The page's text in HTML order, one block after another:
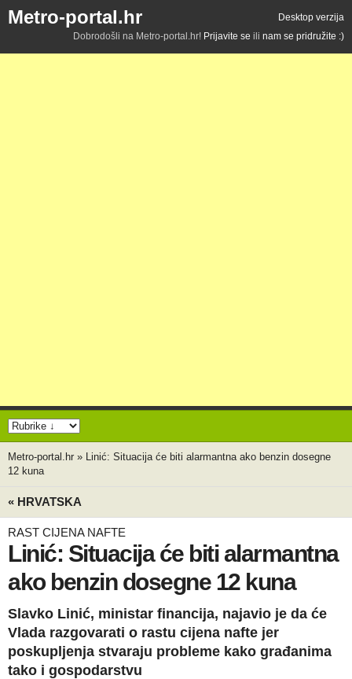
Metro-portal.hr
Desktop verzija
Dobrodošli na Metro-portal.hr! Prijavite se ili nam se pridružite :)
Metro-portal.hr » Linić: Situacija će biti alarmantna ako benzin dosegne
12 kuna
« HRVATSKA
RAST CIJENA NAFTE
Linić: Situacija će biti alarmantna
ako benzin dosegne 12 kuna
Slavko Linić, ministar financija, najavio je da će
Vlada razgovarati o rastu cijena nafte jer
poskupljenja stvaraju probleme kako građanima
tako i gospodarstvu